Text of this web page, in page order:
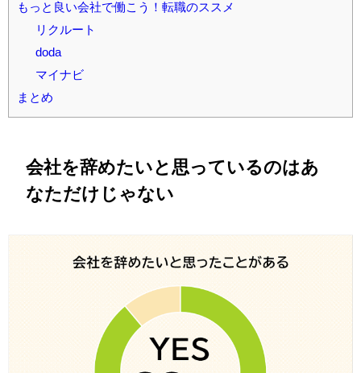
もっと良い会社で働こう！転職のススメ
リクルート
doda
マイナビ
まとめ
会社を辞めたいと思っているのはあ
なただけじゃない